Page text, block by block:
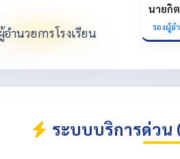
นายกิ
รองผู้อ
ระบบบริการด่วน